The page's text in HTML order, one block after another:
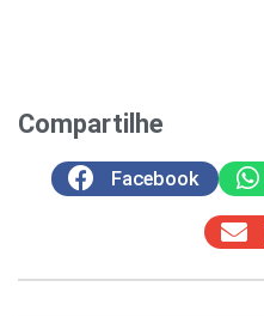
Compartilhe
Facebook